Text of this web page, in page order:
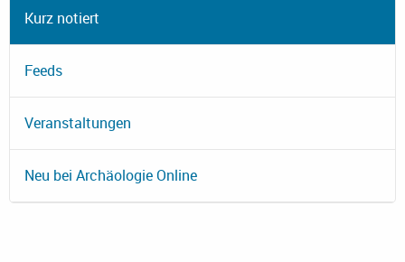
Kurz notiert
Feeds
Veranstaltungen
Neu bei Archäologie Online